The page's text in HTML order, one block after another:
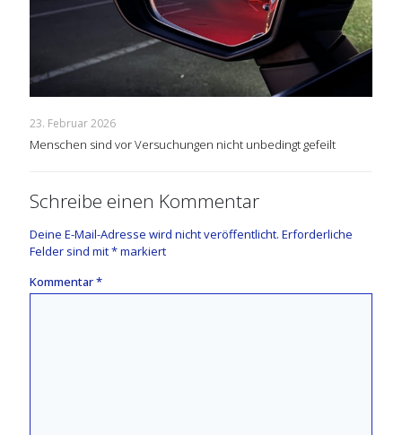
23. Februar 2026
Menschen sind vor Versuchungen nicht unbedingt gefeilt
Schreibe einen Kommentar
Deine E-Mail-Adresse wird nicht veröffentlicht. Erforderliche
Felder sind mit*markiert
Kommentar*